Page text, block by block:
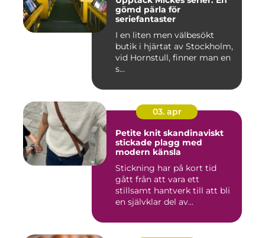
gömd pärla för
seriefantaster
I en liten men välbesökt
butik i hjärtat av Stockholm,
vid Hornstull, finner man en
s...
03. apr
Petite knit skandinaviskt
stickade plagg med
modern känsla
Stickning har på kort tid
gått från att vara ett
stillsamt hantverk till att bli
en självklar del av...